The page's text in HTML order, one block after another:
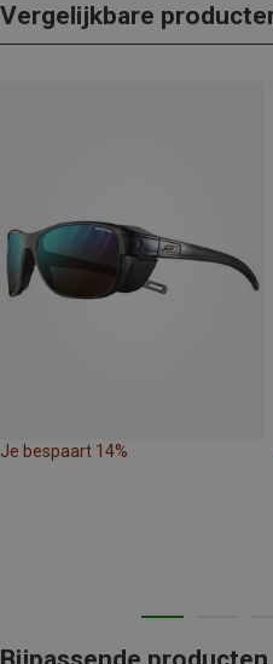
Vergelijkbare
Je bespaart 14%